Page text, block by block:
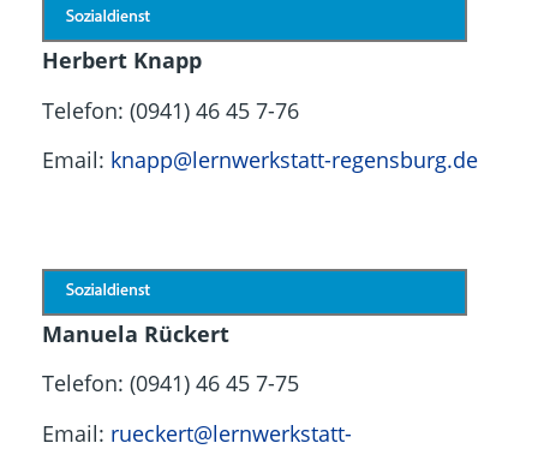
Herbert Knapp
Telefon: (0941) 46 45 7-76
Email: knapp@lernwerkstatt-regensburg.de
Manuela Rückert
Telefon: (0941) 46 45 7-75
Email: rueckert@lernwerkstatt-